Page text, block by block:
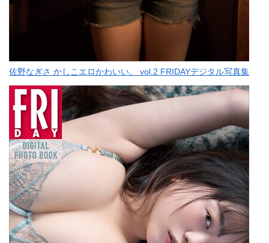
佐野なぎさ かしこエロかわいい。 vol.2 FRIDAYデジタル写真集